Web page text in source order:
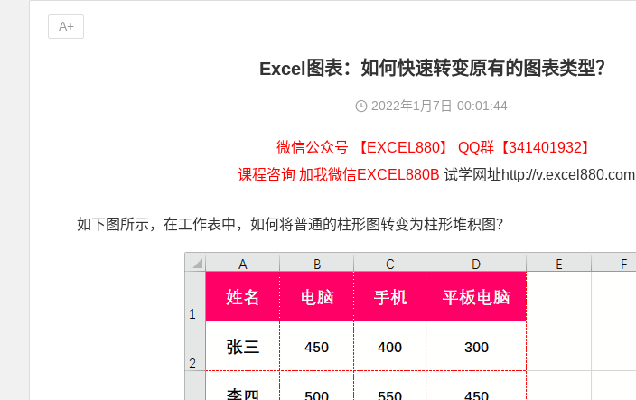
Excel图表：如何快速转变原有的图表类型？
2022年1月7日 00:01:44
微信公众号 【EXCEL880】 QQ群【341401932】
课程咨询 加我微信EXCEL880B 试学网址http://v.excel880.com
如下图所示，在工作表中，如何将普通的柱形图转变为柱形堆积图？
A+